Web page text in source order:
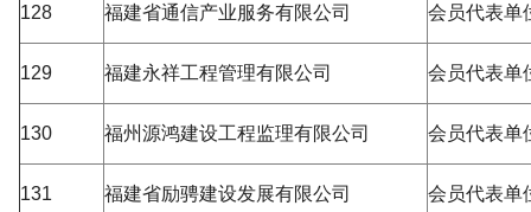
128 福建省通信产业服务有限公司 会员代表单
129 福建永祥工程管理有限公司 会员代表单
130 福州源鸿建设工程监理有限公司 会员代表单
131 福建省励骋建设发展有限公司 会员代表单